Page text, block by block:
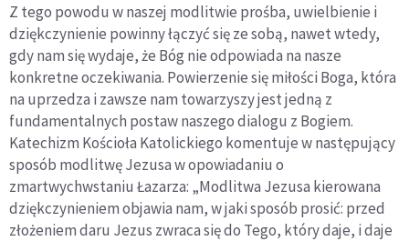
Z tego powodu w naszej modlitwie prośba, uwielbienie i
dziękczynienie powinny łączyć się ze sobą, nawet wtedy,
gdy nam się wydaje, że Bóg nie odpowiada na nasze
konkretne oczekiwania. Powierzenie się miłości Boga, która
na uprzedza i zawsze nam towarzyszy jest jedną z
fundamentalnych postaw naszego dialogu z Bogiem.
Katechizm Kościoła Katolickiego komentuje w następujący
sposób modlitwę Jezusa w opowiadaniu o
zmartwychwstaniu Łazarza: „Modlitwa Jezusa kierowana
dziękczynieniem objawia nam, w jaki sposób prosić: przed
złożeniem daru Jezus zwraca się do Tego, który daje, i daje